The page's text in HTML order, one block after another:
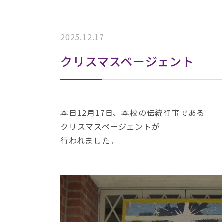
2025.12.17
クリスマスページェント
本日12月17日、本校の伝統行事である
クリスマスページェントが
行われました。